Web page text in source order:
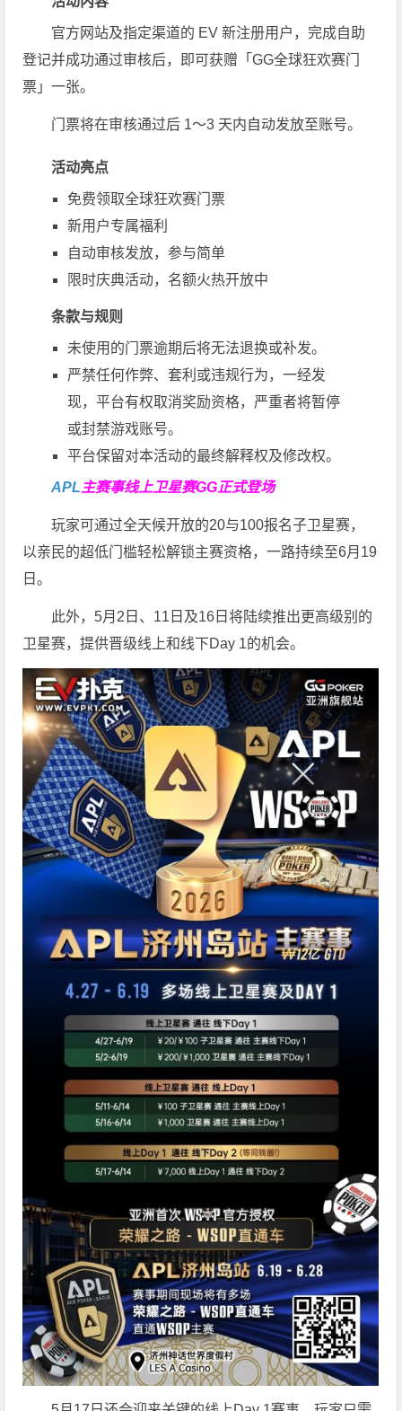
官方网站及指定渠道的 EV 新注册用户，完成自助
登记并成功通过审核后，即可获赠「GG全球狂欢赛门
票」一张。
门票将在审核通过后 1～3 天内自动发放至账号。
活动亮点
免费领取全球狂欢赛门票
新用户专属福利
自动审核发放，参与简单
限时庆典活动，名额火热开放中
条款与规则
未使用的门票逾期后将无法退换或补发。
严禁任何作弊、套利或违规行为，一经发
现，平台有权取消奖励资格，严重者将暂停
或封禁游戏账号。
平台保留对本活动的最终解释权及修改权。
APL 主赛事线上卫星赛GG正式登场
玩家可通过全天候开放的20与100报名子卫星赛，
以亲民的超低门槛轻松解锁主赛资格，一路持续至6月19
日。
此外，5月2日、11日及16日将陆续推出更高级别的
卫星赛，提供晋级线上和线下Day 1的机会。